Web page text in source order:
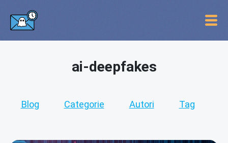
ai-deepfakes
Blog Categorie Autori Tag